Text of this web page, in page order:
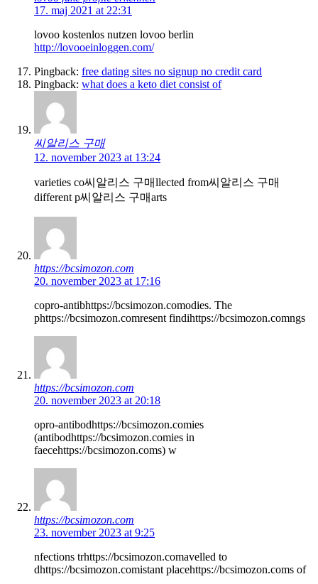
17. maj 2021 at 22:31
lovoo kostenlos nutzen lovoo berlin
http://lovooeinloggen.com/
Pingback: free dating sites no signup no credit card
Pingback: what does a keto diet consist of
씨알리스 구매
12. november 2023 at 13:24
varieties co씨알리스 구매llected from씨알리스 구매
different p씨알리스 구매arts
https://bcsimozon.com
20. november 2023 at 17:16
copro-antibhttps://bcsimozon.comodies. The
phttps://bcsimozon.comresent findihttps://bcsimozon.comngs
https://bcsimozon.com
20. november 2023 at 20:18
opro-antibodhttps://bcsimozon.comies
(antibodhttps://bcsimozon.comies in
faecehttps://bcsimozon.coms) w
https://bcsimozon.com
23. november 2023 at 9:25
nfections trhttps://bcsimozon.comavelled to
dhttps://bcsimozon.comistant placehttps://bcsimozon.coms of